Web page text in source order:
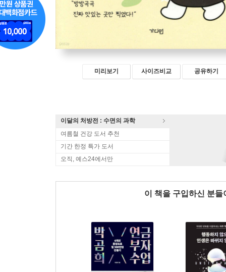
미리보기 사이즈비교 공유하기
이달의 처방전 : 수면의 과학
여름철 건강 도서 추천
기간 한정 특가 도서
오직, 예스24에서만
이 책을 구입하신 분